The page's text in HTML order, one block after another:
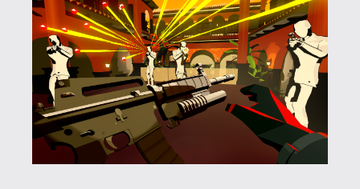
likvidálása, egy tárgy megszerzése, a
menekülés vagy a túszok megmentése
nem hagyja egyhangúvá válni a
játékmenetet.
Hogyan is tehetné, hiszen semmi mása
nincs a Vendetta Forevernek! Az
elődökből merítő, de saját egyéniséget
felmutatni képes akcióorgia a